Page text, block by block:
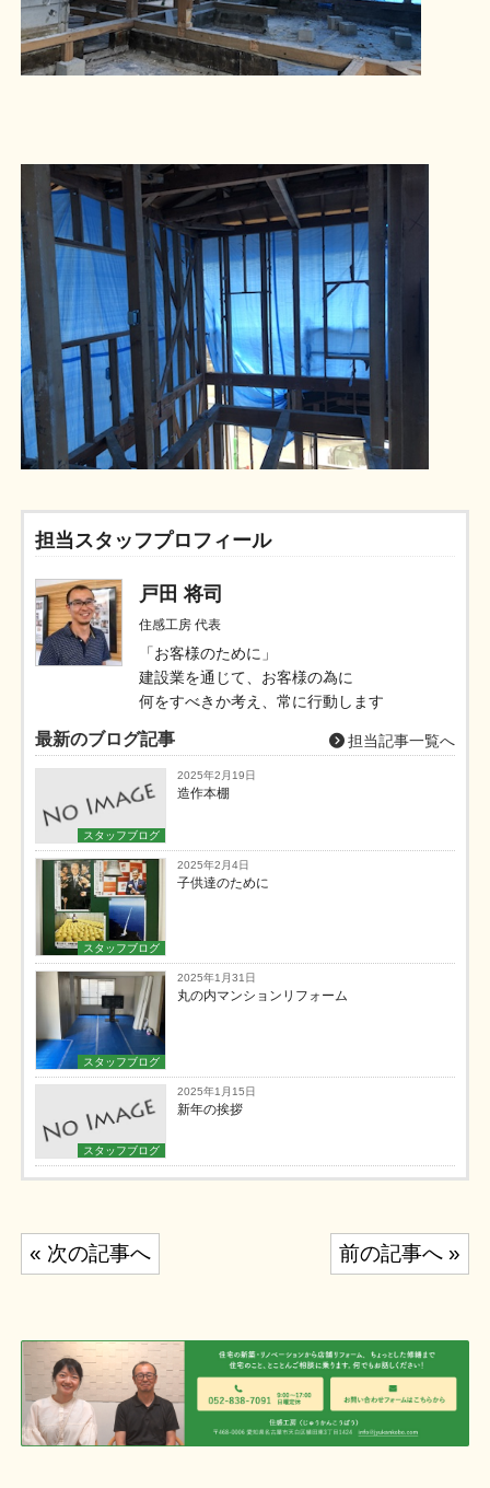
担当スタッフプロフィール
戸田 将司
住感工房 代表
「お客様のために」
建設業を通じて、お客様の為に
何をすべきか考え、常に行動します
最新のブログ記事 担当記事一覧へ
スタッフブログ
2025年2月19日
造作本棚
スタッフブログ
2025年2月4日
子供達のために
スタッフブログ
2025年1月31日
丸の内マンションリフォーム
スタッフブログ
2025年1月15日
新年の挨拶
投
稿
ビ
ゲ
ー
シ
前の記事へ »
« 次の記事へ